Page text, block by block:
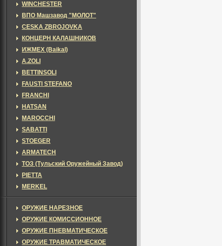
WINCHESTER
ВПО Машзавод "МОЛОТ"
CESKA ZBROJOVKA
КОНЦЕРН КАЛАШНИКОВ
ИЖМЕХ (Baikal)
A.ZOLI
BETTINSOLI
FAUSTI STEFANO
FRANCHI
HATSAN
MAROCCHI
SABATTI
STOEGER
ARMATECH
ТОЗ (Тульский Оружейный Завод)
PIETTA
MERKEL
ОРУЖИЕ НАРЕЗНОЕ
ОРУЖИЕ КОМИССИОННОЕ
ОРУЖИЕ ПНЕВМАТИЧЕСКОЕ
ОРУЖИЕ ТРАВМАТИЧЕСКОЕ